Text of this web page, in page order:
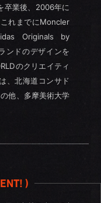
卒業後、2006年に
れまでにMoncler
Originals by
ンドのデザインを
のクリエイティ
、北海道コンサド
他、多摩美術大学
)